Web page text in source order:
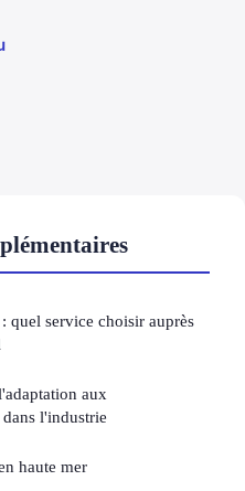
quel service choisir auprès
aux
l'industrie
haute mer